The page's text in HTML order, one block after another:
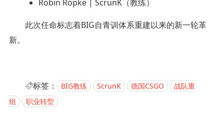
Robin Röpke | ScrunK（教练）
此次任命标志着BIG自青训体系重建以来的新一轮革
新。
标签： BIG教练 ScrunK 德国CSGO
战队重
组
职业转型